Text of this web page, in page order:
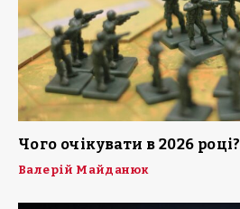
Чого очікувати в 2026 році?
Валерій Майданюк